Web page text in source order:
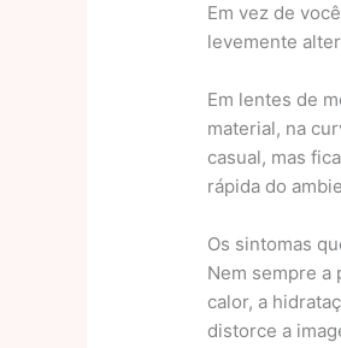
Em vez de
levemente
Em lentes de
material, na
casual, mas
rápida do
Os sintomas
Nem sempre a
calor, a
distorce a